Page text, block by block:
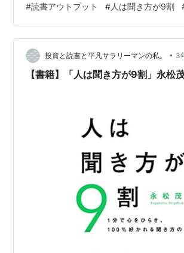
会」にてシェアした内容を掲載しています
としたのか？ ✅ 読んだ感想 ✅ 実践して
2023.2.12 読書アウトプット会（2） 人
（永松 茂久 著） 人は聞き方が９割 作者:
る舎 Amazon 「聞き上手」がうまくい
#読書アウトプット #人は聞き方が9割
投資と読書と平凡サラリーマンの私。 • 3
【書籍】「人は聞き方が9割」永松